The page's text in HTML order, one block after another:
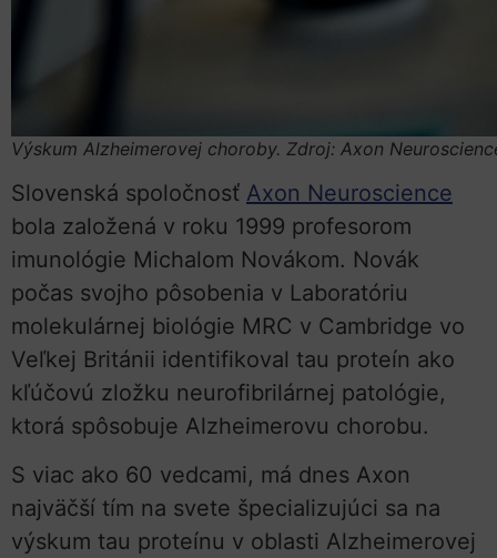
Výskum Alzheimerovej choroby. Zdroj: Axon
Slovenská spoločnosť Axon Neuroscience
bola založená v roku 1999 profesorom
imunológie Michalom Novákom. Novák
počas svojho pôsobenia v Laboratóriu
molekulárnej biológie MRC v Cambridge vo
Veľkej Británii identifikoval tau proteín ako
kľúčovú zložku neurofibrilárnej patológie,
ktorá spôsobuje Alzheimerovu chorobu.
S viac ako 60 vedcami, má dnes Axon
najväčší tím na svete špecializujúci sa na
výskum tau proteínu v oblasti Alzheimerovej